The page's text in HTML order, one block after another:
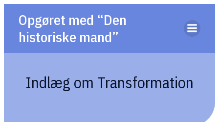
Opgøret med “Den
historiske mand”
Indlæg om Transformation